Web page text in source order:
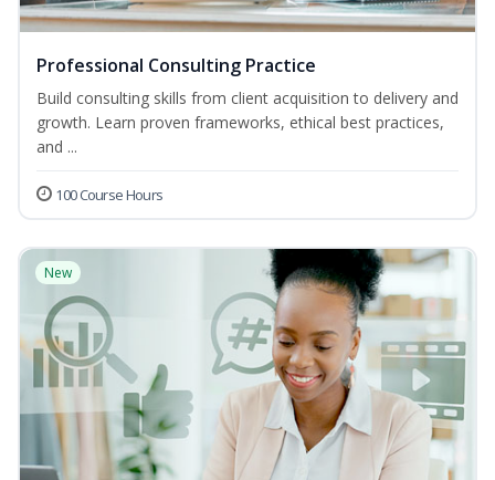
Professional Consulting Practice
Build consulting skills from client acquisition to delivery and
growth. Learn proven frameworks, ethical best practices,
and ...
100 Course Hours
New